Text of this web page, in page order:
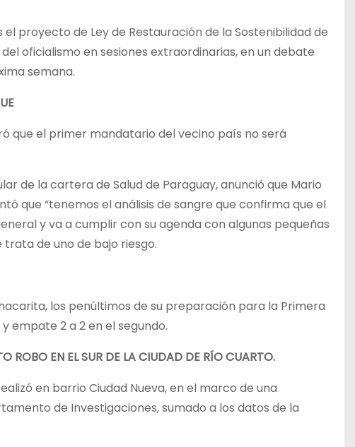
proyecto de Ley de Restauración de la Sostenibilidad de
oficialismo en sesiones extraordinarias, en un debate
semana.
que el primer mandatario del vecino país no será
de la cartera de Salud de Paraguay, anunció que Mario
que “tenemos el análisis de sangre que confirma que el
y va a cumplir con su agenda con algunas pequeñas
trata de uno de bajo riesgo.
los penúltimos de su preparación para la Primera
empate 2 a 2 en el segundo.
ROBO EN EL SUR DE LA CIUDAD DE RÍO CUARTO.
en barrio Ciudad Nueva, en el marco de una
de Investigaciones, sumado a los datos de la